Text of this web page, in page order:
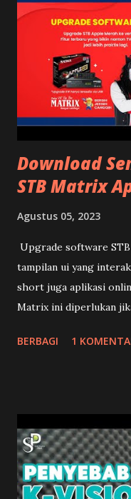
Download
STB Matrix
Agustus 05, 2023
Upgrade software
tampilan ui yang
short juga aplikasi
Matrix ini diperlukan
Sobat hanya dipakai
yah. Download Semua
Download SW STB
Matrix Apple Silver
(Box Metal/Sunplus)
BERBAGI 1